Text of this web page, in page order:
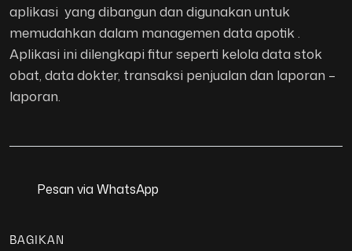
aplikasi yang dibangun dan digunakan untuk
memudahkan dalam managemen data apotik .
Aplikasi ini dilengkapi fitur seperti kelola data stok
obat, data dokter, transaksi penjualan dan laporan –
laporan.
Pesan via WhatsApp
BAGIKAN